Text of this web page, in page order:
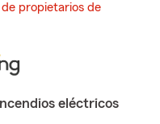
propietarios de
eléctricos